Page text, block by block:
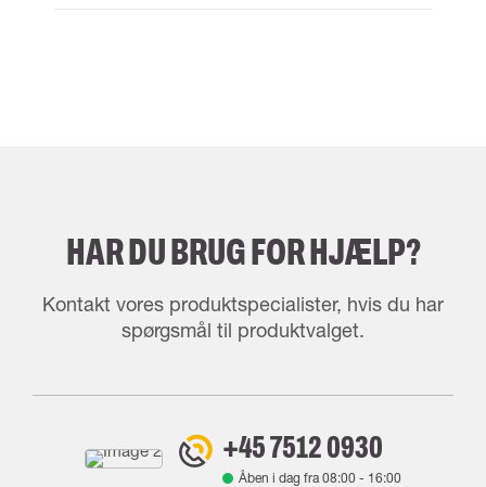
HAR DU BRUG FOR HJÆLP?
Kontakt vores produktspecialister, hvis du har
spørgsmål til produktvalget.
+45 7512 0930
Åben i dag fra08:00- 16:00